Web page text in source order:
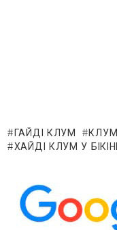
ГАЙДІ КЛУМ КЛУМ
ХАЙДІ КЛУМ У БІКІНІ